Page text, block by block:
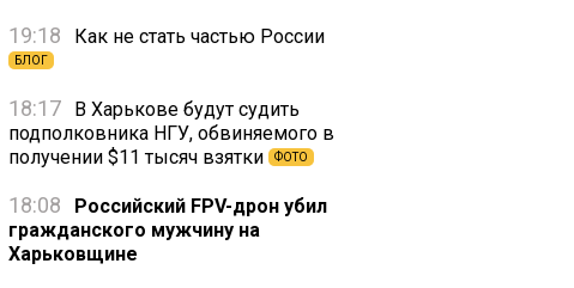
19:18 Как не стать частью России
БЛОГ
18:17
В Харькове будут судить
подполковника НГУ, обвиняемого в
получении $11 тысяч взятки
ФОТО
18:08
Российский FPV-дрон убил
гражданского мужчину на
Харьковщине